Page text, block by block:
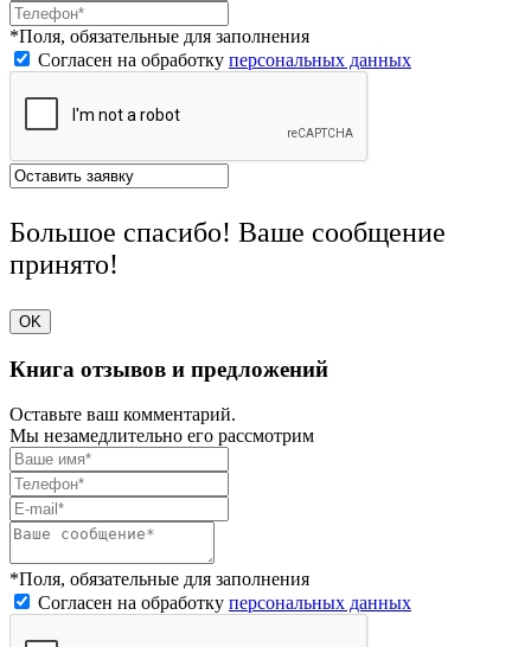
*Поля, обязательные для заполнения
Согласен на обработку персональных данных
Большое спасибо! Ваше сообщение
принято!
OK
Книга отзывов и предложений
Оставьте ваш комментарий.
Мы незамедлительно его рассмотрим
*Поля, обязательные для заполнения
Согласен на обработку персональных данных